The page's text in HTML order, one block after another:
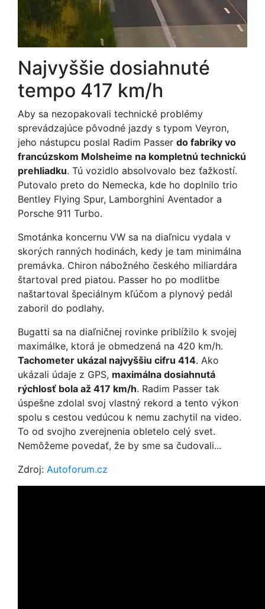
Najvyššie dosiahnuté
tempo 417 km/h
Aby sa nezopakovali technické problémy
sprevádzajúce pôvodné jazdy s typom Veyron,
jeho nástupcu poslal Radim Passer do fabriky vo
francúzskom Molsheime na kompletnú technickú
prehliadku. Tú vozidlo absolvovalo bez ťažkostí.
Putovalo preto do Nemecka, kde ho doplnilo trio
Bentley Flying Spur, Lamborghini Aventador a
Porsche 911 Turbo.
Smotánka koncernu VW sa na diaľnicu vydala v
skorých ranných hodinách, kedy je tam minimálna
premávka. Chiron nábožného českého miliardára
štartoval pred piatou. Passer ho po modlitbe
naštartoval špeciálnym kľúčom a plynový pedál
zaboril do podlahy.
Bugatti sa na diaľničnej rovinke priblížilo k svojej
maximálke, ktorá je obmedzená na 420 km/h.
Tachometer ukázal najvyššiu cifru 414. Ako
ukázali údaje z GPS, maximálna dosiahnutá
rýchlosť bola až 417 km/h. Radim Passer tak
úspešne zdolal svoj vlastný rekord a tento výkon
spolu s cestou vedúcou k nemu zachytil na video.
To od svojho zverejnenia obletelo celý svet.
Nemôžeme povedať, že by sme sa čudovali...
Zdroj: Autoforum.cz